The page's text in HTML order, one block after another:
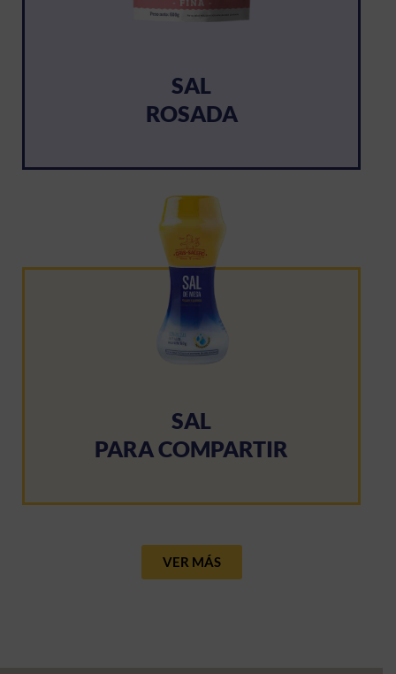
SAL
ROSADA
SAL
PARA COMPARTIR
VER MÁS